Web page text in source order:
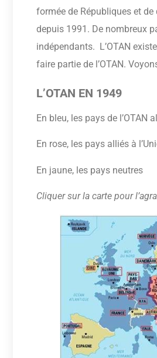
formée de Républiques et de
depuis 1991. De nombreux
indépendants. L’OTAN
faire partie de l’OTAN.
L’OTAN EN 1949
En bleu, les pays de l’OTAN
En rose, les pays alliés à
En jaune, les pays neutres
Cliquer sur la carte pour